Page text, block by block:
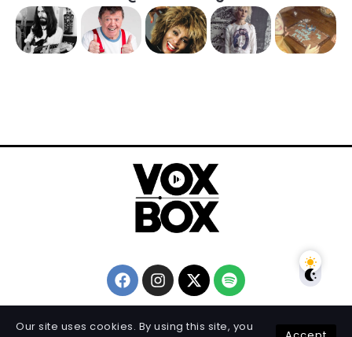
Our site uses cookies. By using this site, you